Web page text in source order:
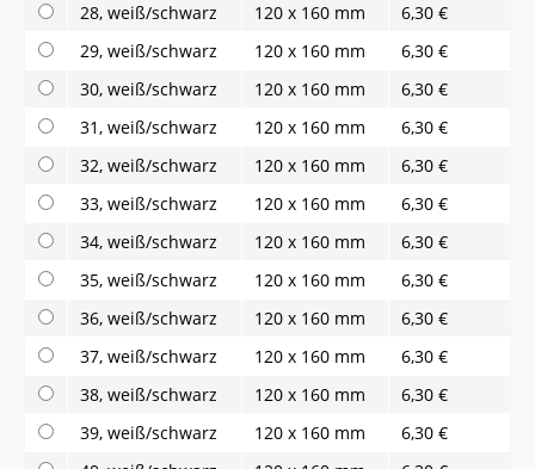
28, weiß/schwarz
120 x 160 mm
6,30 €
29, weiß/schwarz
120 x 160 mm
6,30 €
30, weiß/schwarz
120 x 160 mm
6,30 €
31, weiß/schwarz
120 x 160 mm
6,30 €
32, weiß/schwarz
120 x 160 mm
6,30 €
33, weiß/schwarz
120 x 160 mm
6,30 €
34, weiß/schwarz
120 x 160 mm
6,30 €
35, weiß/schwarz
120 x 160 mm
6,30 €
36, weiß/schwarz
120 x 160 mm
6,30 €
37, weiß/schwarz
120 x 160 mm
6,30 €
38, weiß/schwarz
120 x 160 mm
6,30 €
39, weiß/schwarz
120 x 160 mm
6,30 €